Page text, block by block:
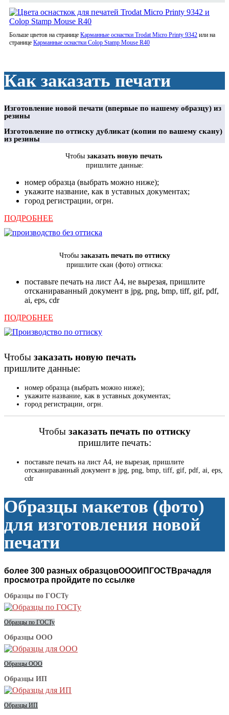
Больше цветов на странице Карманные оснастки Trodat Micro Printy 9342 или на
странице Карманные оснастки Colop Stamp Mouse R40
Как заказать печати
Изготовление новой печати (впервые по нашему образцу) из
резины
Изготовление по оттиску дубликат (копии по вашему скану)
из резины
Чтобы заказать новую печать
пришлите данные:
номер образца (выбрать можно ниже);
укажите название, как в уставных документах;
город регистрации, огрн.
ПОДРОБНЕЕ
Чтобы заказатьпечать по оттиску
пришлите скан (фото) оттиска:
поставьте печать на лист А4, не вырезая, пришлите
отсканираванный документ в jpg, png, bmp, tiff, gif, pdf,
ai, eps, cdr
ПОДРОБНЕЕ
Чтобы заказать новую печать
пришлите данные:
номер образца (выбрать можно ниже);
укажите название, как в уставных документах;
город регистрации, огрн.
Чтобы заказать печать по оттиску
пришлите печать:
поставьте печать на лист А4, не вырезая, пришлите
отсканираванный документ в jpg, png, bmp, tiff, gif, pdf, ai, eps,
cdr
Образцы макетов (фото)
для изготовления новой
печати
более 300 разных образцовОООИП ГОСТВрачадля
просмотра пройдите по ссылке
Образцы по ГОСТу
Образцы по ГОСТу
Образцы ООО
Образцы ООО
Образцы ИП
Образцы ИП